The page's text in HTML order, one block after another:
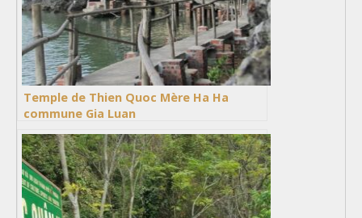
Temple de Thien Quoc Mère Ha Ha
commune Gia Luan